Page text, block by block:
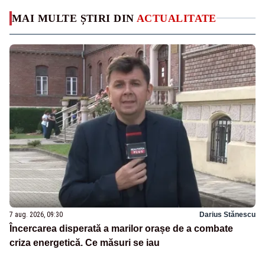
MAI MULTE ȘTIRI DIN ACTUALITATE
7 aug. 2026, 09:30 Darius Stănescu
Încercarea disperată a marilor orașe de a combate
criza energetică. Ce măsuri se iau